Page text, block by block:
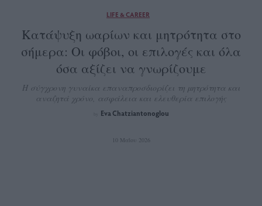
LIFE & CAREER
Κατάψυξη ωαρίων και μητρότητα στο
σήμερα: Οι φόβοι, οι επιλογές και όλα
όσα αξίζει να γνωρίζουμε
Η σύγχρονη γυναίκα επαναπροσδιορίζει τη μητρότητα και
αναζητά χρόνο, ασφάλεια και ελευθερία επιλογής
Eva Chatziantonoglou
10 Μαΐου 2026